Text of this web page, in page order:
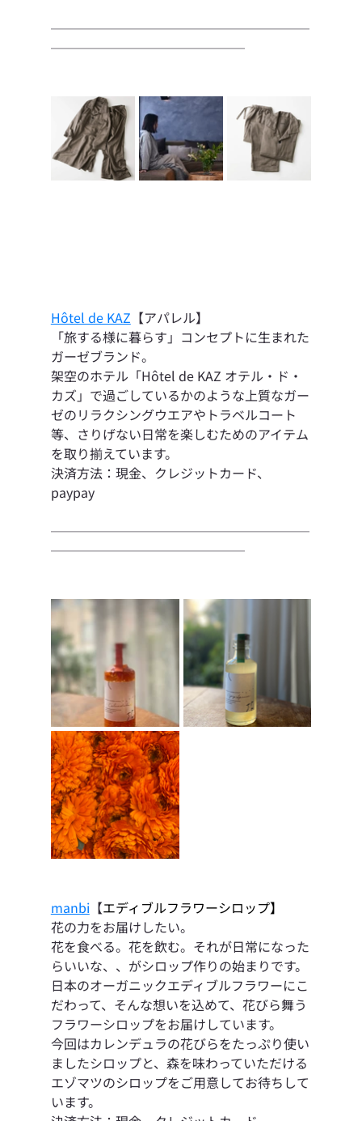
────────────────────
───────────────
Hôtel de KAZ 【アパレル】
「旅する様に暮らす」コンセプトに生まれた
ガーゼブランド。
架空のホテル「Hôtel de KAZ オテル・ド・
カズ」で過ごしているかのような上質なガー
ゼのリラクシングウエアやトラベルコート
等、さりげない日常を楽しむためのアイテム
を取り揃えています。
決済方法：現金、クレジットカード、
paypay
────────────────────
───────────────
manbi【エディブルフラワーシロップ】
花の力をお届けしたい。
花を食べる。花を飲む。それが日常になった
らいいな、、がシロップ作りの始まりです。
日本のオーガニックエディブルフラワーにこ
だわって、そんな想いを込めて、花びら舞う
フラワーシロップをお届けしています。
今回はカレンデュラの花びらをたっぷり使い
ましたシロップと、森を味わっていただける
エゾマツのシロップをご用意してお待ちして
います。